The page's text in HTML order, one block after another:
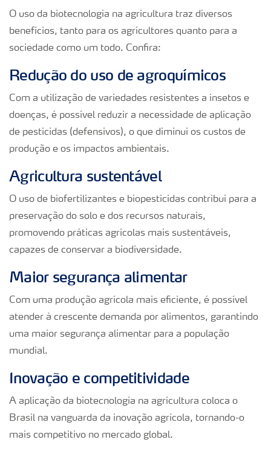
O uso da biotecnologia na agricultura traz diversos
benefícios, tanto para os agricultores quanto para a
sociedade como um todo. Confira:
Redução do uso de agroquímicos
Com a utilização de variedades resistentes a insetos e
doenças, é possível reduzir a necessidade de aplicação
de pesticidas (defensivos), o que diminui os custos de
produção e os impactos ambientais.
Agricultura sustentável
O uso de biofertilizantes e biopesticidas contribui para a
preservação do solo e dos recursos naturais,
promovendo práticas agrícolas mais sustentáveis,
capazes de conservar a biodiversidade.
Maior segurança alimentar
Com uma produção agrícola mais eficiente, é possível
atender à crescente demanda por alimentos, garantindo
uma maior segurança alimentar para a população
mundial.
Inovação e competitividade
A aplicação da biotecnologia na agricultura coloca o
Brasil na vanguarda da inovação agrícola, tornando-o
mais competitivo no mercado global.